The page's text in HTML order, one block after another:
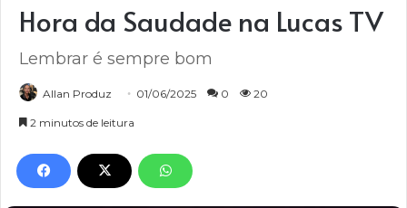
Hora da Saudade na Lucas TV
Lembrar é sempre bom
Allan Produz 01/06/2025 0 20
2 minutos de leitura